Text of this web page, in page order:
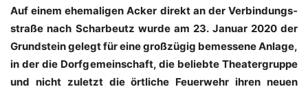
Auf einem ehe­ma­li­gen Acker direkt an der Ver­bin­dungs­
stra­ße nach Schar­beutz wur­de am 23. Janu­ar 2020 der
Grund­stein gelegt für eine groß­zü­gig bemes­se­ne Anla­ge,
in der die Dorf­ge­mein­schaft, die belieb­te Thea­ter­grup­pe
und nicht zuletzt die ört­li­che Feu­er­wehr ihren neu­en